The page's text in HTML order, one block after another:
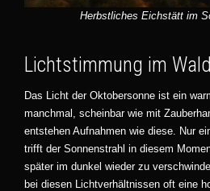
Herbstliches Eichstätt im
Lichtstimmung im Wald
Das Licht der Oktobersonne ist ein
manchmal, scheinbar wie mit
entstehen Aufnahmen wie diese. Nur
trifft der Sonnenstrahl in diesem
später im dunkel wieder zu
bei diesen Lichtverhältnissen oft eine